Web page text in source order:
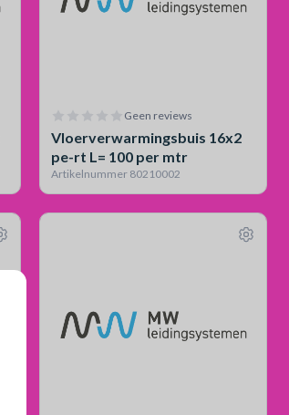
Geen reviews
Vloerverwarmingsbuis 16x2
pe-rt L= 100 per mtr
Artikelnummer 80210002